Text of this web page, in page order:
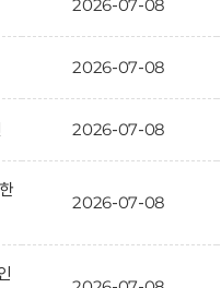
2026-07-08
2026-07-08
2026-07-08
2026-07-08